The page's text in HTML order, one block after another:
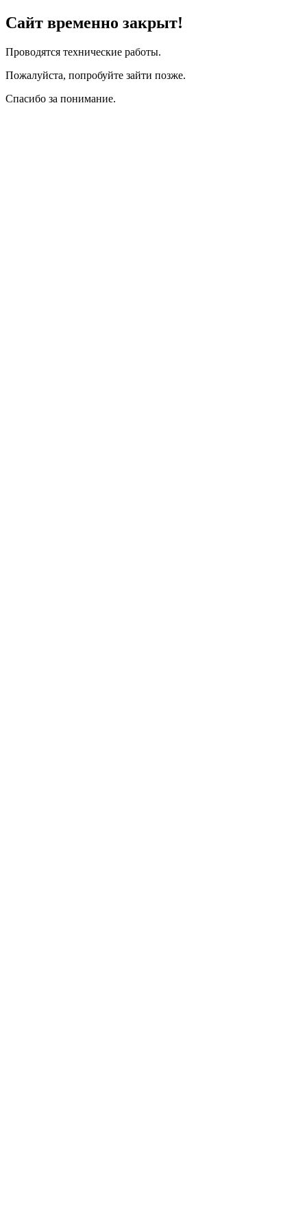
Сайт временно закрыт!
Проводятся технические работы.
Пожалуйста, попробуйте зайти позже.
Спасибо за понимание.